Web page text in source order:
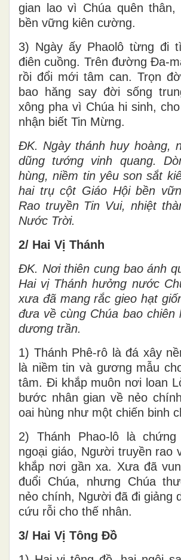
gian lao vì Chúa quên thân,
bền vững kiên cường.
3) Ngày ấy Phaolô từng đi
điên cuồng. Trên đường Đa-
rồi đổi mới tâm can. Trọn
bao hăng say đời sống
xông pha vì Chúa hi sinh,
nhận biết Tin Mừng.
ĐK. Ngày thánh huy hoàng,
dũng tướng vinh quang.
hùng, niềm tin yêu son sắt
hai trụ cột Giáo Hội bền
Rao truyền Tin Vui, nhiệt
Nước Trời.
2/ Hai Vị Thánh
ĐK. Nơi thiên cung bao ánh
Hai vị Thánh hưởng nước
xưa đã mang rắc gieo hạt
đưa về cùng Chúa bao chiên
dương trần.
1) Thánh Phê-rô là đá xây
là niềm tin và gương mẫu
tâm. Đi khắp muôn nơi loan
bước nhân gian về nẻo
oai hùng như một chiến binh
2) Thánh Phao-lô là
ngoại giáo, Người truyền rao
khắp nơi gần xa. Xưa đã
đuổi Chúa, nhưng Chúa
nẻo chính, Người đã đi giảng
cứu rỗi cho thế nhân.
3/ Hai Vị Tông Đồ